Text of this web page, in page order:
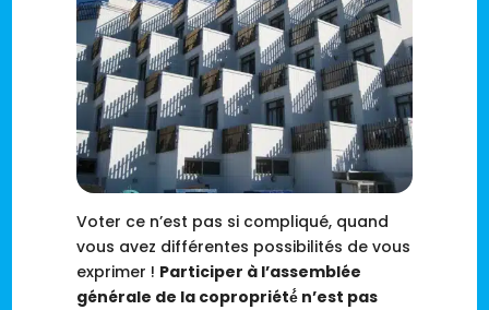
Voter ce n’est pas si compliqué, quand
vous avez différentes possibilités de vous
exprimer ! Participer à l’assemblée
générale de la copropriété́n’est pas